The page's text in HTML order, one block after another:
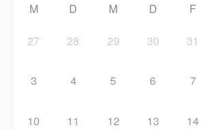
M D M D F
27 28 29 30 31
3 4 5 6 7
10 11 12 13 14